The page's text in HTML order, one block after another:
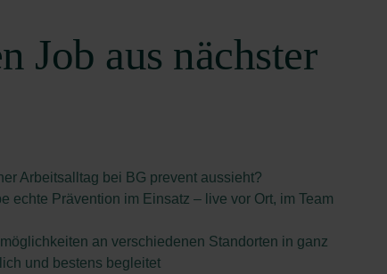
Job aus nächster
Arbeitsalltag bei BG prevent aussieht?
echte Prävention im Einsatz – live vor Ort, im Team
an verschiedenen Standorten in ganz
und bestens begleitet